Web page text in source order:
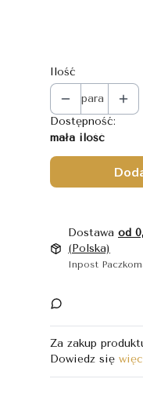
Ilość
para
Dostępność:
mała ilość
Dostawaod
(Polska)
Inpost
Za zakup
Dowiedz się